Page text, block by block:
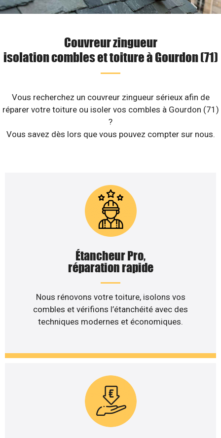
Couvreur zingueur
isolation combles et toiture à Gourdon (71)
Vous recherchez un couvreur zingueur sérieux afin de
réparer votre toiture ou isoler vos combles à Gourdon (71)
?
Vous savez dès lors que vous pouvez compter sur nous.
Étancheur Pro,
réparation rapide
Nous rénovons votre toiture, isolons vos
combles et vérifions l’étanchéité avec des
techniques modernes et économiques.